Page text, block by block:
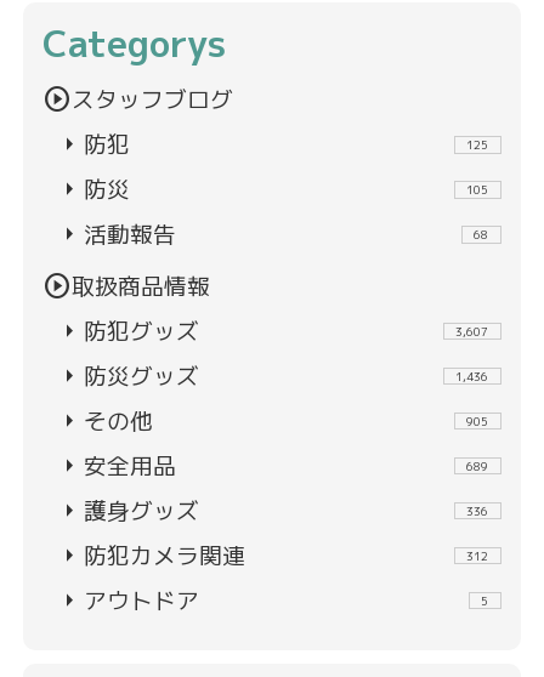
Categorys
play_circleスタッフブログ
arrow_right 防犯 125
arrow_right 防災 105
arrow_right 活動報告 68
play_circle取扱商品情報
arrow_right 防犯グッズ 3,607
arrow_right 防災グッズ 1,436
arrow_right その他 905
arrow_right 安全用品 689
arrow_right 護身グッズ 336
arrow_right 防犯カメラ関連 312
arrow_right アウトドア 5